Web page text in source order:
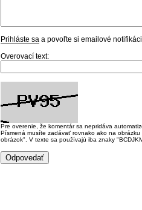
Prihláste sa a povoľte si emailové
Overovací text:
Pre overenie, že komentár sa nepridáva
Písmená musíte zadávať rovnako ako na
obrázok". V texte sa používajú iba znaky